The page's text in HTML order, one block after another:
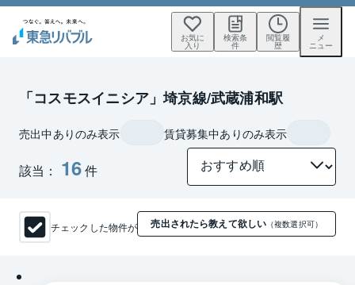
お気に
入り
検索条
件
閲覧履
歴
メ
ニュー
「コスモスイニシア」埼京線/武蔵浦和駅
該当： 16件
売出中ありのみ表示 賃貸募集中ありのみ表示
チェックした物件が 売出されたら教えて欲しい （複数選択可）